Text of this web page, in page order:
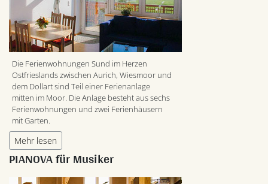
Die Ferienwohnungen Sund im Herzen
Ostfrieslands zwischen Aurich, Wiesmoor und
dem Dollart sind Teil einer Ferienanlage
mitten im Moor. Die Anlage besteht aus sechs
Ferienwohnungen und zwei Ferienhäusern
mit Garten.
Mehr lesen
PIANOVA für Musiker